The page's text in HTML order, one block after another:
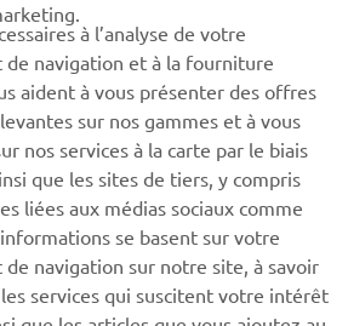
les dernières offres, les événements
et bien plus encore
à l’analyse de votre
navigation et à la fourniture
aident à vous présenter des offres
sur nos gammes et à vous
nos services à la carte par le biais
que les sites de tiers, y compris
liées aux médias sociaux comme
informations se basent sur votre
navigation sur notre site, à savoir
services qui suscitent votre intérêt